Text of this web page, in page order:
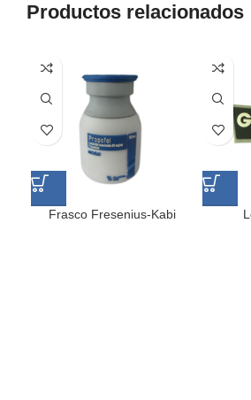
Productos relacionados
Frasco Fresenius-Kabi